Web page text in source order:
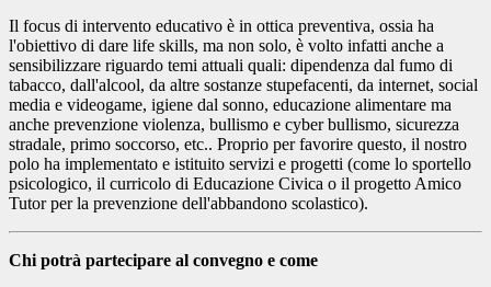
Il focus di intervento educativo è in ottica preventiva, ossia ha
l'obiettivo di dare life skills, ma non solo, è volto infatti anche a
sensibilizzare riguardo temi attuali quali: dipendenza dal fumo di
tabacco, dall'alcool, da altre sostanze stupefacenti, da internet, social
media e videogame, igiene dal sonno, educazione alimentare ma
anche prevenzione violenza, bullismo e cyber bullismo, sicurezza
stradale, primo soccorso, etc.. Proprio per favorire questo, il nostro
polo ha implementato e istituito servizi e progetti (come lo sportello
psicologico, il curricolo di Educazione Civica o il progetto Amico
Tutor per la prevenzione dell'abbandono scolastico).
Chi potrà partecipare al convegno e come